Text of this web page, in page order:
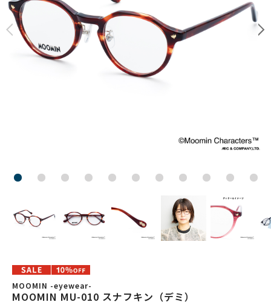
MOOMIN -eyewear-
MOOMIN MU-010 スナフキン（デミ）